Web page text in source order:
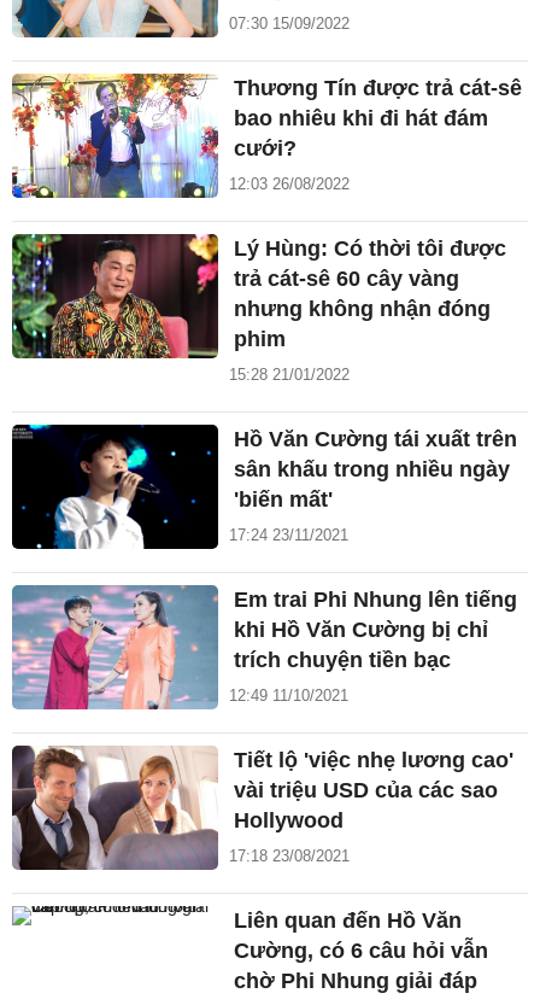
07:30 15/09/2022
Thương Tín được trả cát-sê
bao nhiêu khi đi hát đám
cưới?
12:03 26/08/2022
Lý Hùng: Có thời tôi được
trả cát-sê 60 cây vàng
nhưng không nhận đóng
phim
15:28 21/01/2022
Hồ Văn Cường tái xuất trên
sân khấu trong nhiều ngày
'biến mất'
17:24 23/11/2021
Em trai Phi Nhung lên tiếng
khi Hồ Văn Cường bị chỉ
trích chuyện tiền bạc
12:49 11/10/2021
Tiết lộ 'việc nhẹ lương cao'
vài triệu USD của các sao
Hollywood
17:18 23/08/2021
Liên quan đến Hồ Văn
Cường, có 6 câu hỏi vẫn
chờ Phi Nhung giải đáp